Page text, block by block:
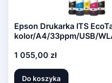
Epson Drukarka ITS
kolor/A4/33ppm/USB/
Cena
1 055,00 zł
Do koszyka